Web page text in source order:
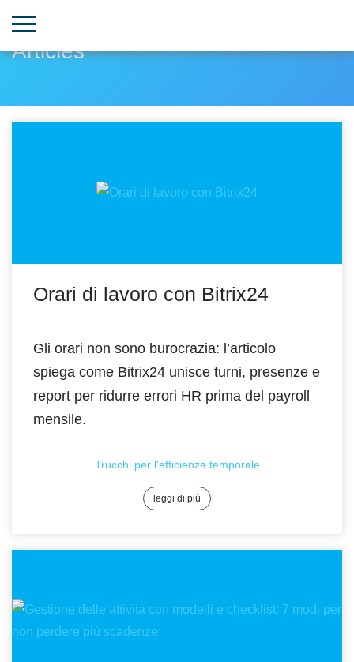
Articles
Orari di lavoro con Bitrix24
Gli orari non sono burocrazia: l’articolo
spiega come Bitrix24 unisce turni, presenze e
report per ridurre errori HR prima del payroll
mensile.
leggi di più
Trucchi per l'efficienza temporale